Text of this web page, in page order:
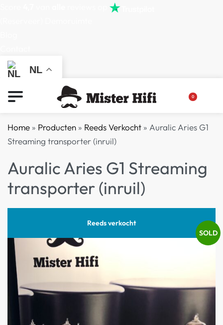
NL
0
Home » Producten » Reeds Verkocht » Auralic Aries G1
Streaming transporter (inruil)
Auralic Aries G1 Streaming
transporter (inruil)
Reeds verkocht
SOLD